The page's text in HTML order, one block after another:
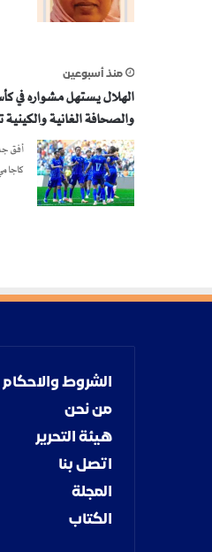
منذ أسبوعين
الهلال يستهل مشواره في
والصحافة الغانية والكينية
أفق
كاجامي 2026
الشروط والاحكام
من نحن
هيئة التحرير
اتصل بنا
المجلة
الكتاب